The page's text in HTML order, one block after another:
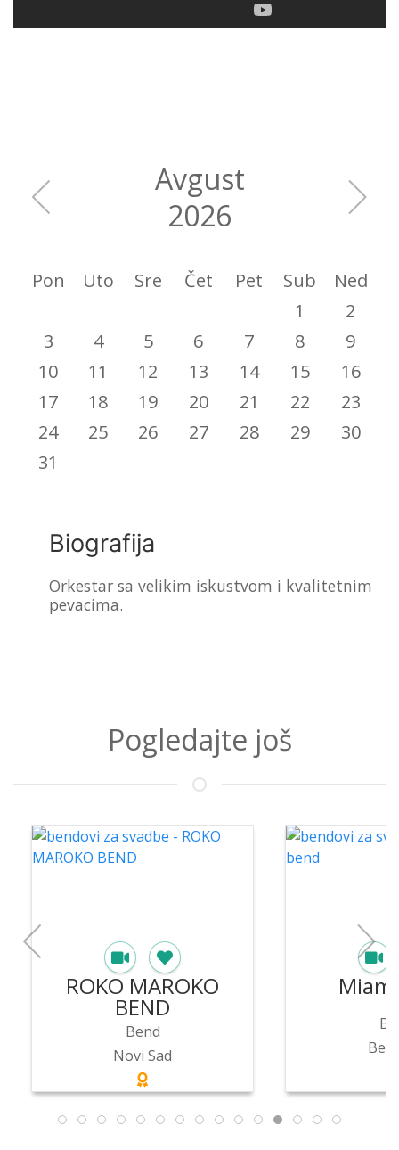
Avgust
2026
Pon Uto Sre Čet Pet Sub
Ned
1
2
3
4 5 6 7 8
9
10
11 12 13 14 15
16
17
18 19 20 21 22
23
24
25 26 27 28 29
30
31
Biografija
Orkestar sa velikim iskustvom i kvalitetnim
pevacima.
Pogledajte još
ROKO MAROKO
BEND
Bend
Novi Sad
Detaljnije